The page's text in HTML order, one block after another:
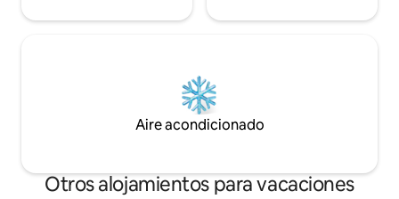
Aire acondicionado
Otros alojamientos para vacaciones